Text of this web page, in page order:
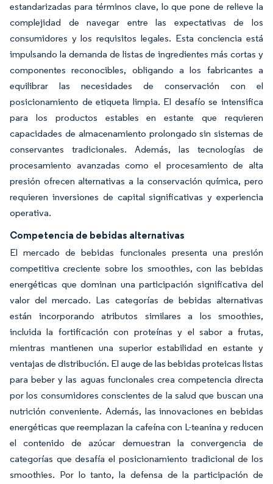
estandarizadas para términos clave, lo que pone de relieve la
complejidad de navegar entre las expectativas de los
consumidores y los requisitos legales. Esta conciencia está
impulsando la demanda de listas de ingredientes más cortas y
componentes reconocibles, obligando a los fabricantes a
equilibrar las necesidades de conservación con el
posicionamiento de etiqueta limpia. El desafío se intensifica
para los productos estables en estante que requieren
capacidades de almacenamiento prolongado sin sistemas de
conservantes tradicionales. Además, las tecnologías de
procesamiento avanzadas como el procesamiento de alta
presión ofrecen alternativas a la conservación química, pero
requieren inversiones de capital significativas y experiencia
operativa.
Competencia de bebidas alternativas
El mercado de bebidas funcionales presenta una presión
competitiva creciente sobre los smoothies, con las bebidas
energéticas que dominan una participación significativa del
valor del mercado. Las categorías de bebidas alternativas
están incorporando atributos similares a los smoothies,
incluida la fortificación con proteínas y el sabor a frutas,
mientras mantienen una superior estabilidad en estante y
ventajas de distribución. El auge de las bebidas proteicas listas
para beber y las aguas funcionales crea competencia directa
por los consumidores conscientes de la salud que buscan una
nutrición conveniente. Además, las innovaciones en bebidas
energéticas que reemplazan la cafeína con L-teanina y reducen
el contenido de azúcar demuestran la convergencia de
categorías que desafía el posicionamiento tradicional de los
smoothies. Por lo tanto, la defensa de la participación de